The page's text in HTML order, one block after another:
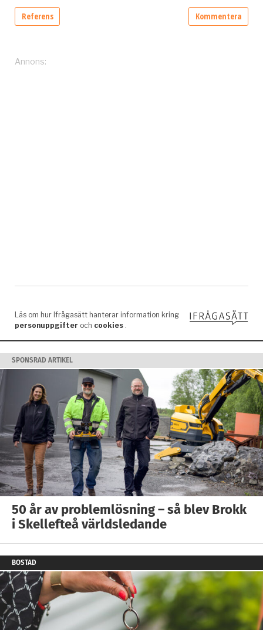
SPONSRAD ARTIKEL
50 år av problemlösning – så blev Brokk
i Skellefteå världsledande
BOSTAD